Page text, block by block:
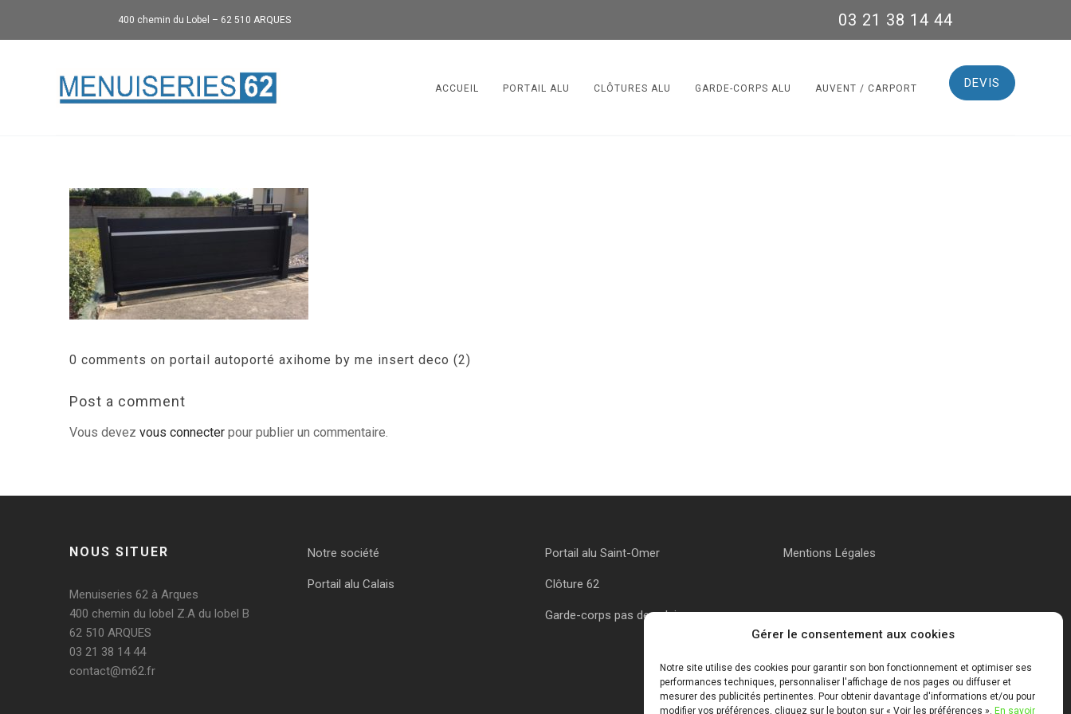
Gérer le consentement aux cookies
Notre site utilise des cookies pour garantir son bon fonctionnement et optimiser ses
performances techniques, personnaliser l'affichage de nos pages ou diffuser et
mesurer des publicités pertinentes. Pour obtenir davantage d'informations et/ou pour
modifier vos préférences, cliquez sur le bouton sur « Voir les préférences ». En savoir
400 chemin du Lobel – 62 510 ARQUES 03 21 38 14 44
DEVIS
ACCUEIL PORTAIL ALU CLÔTURES ALU GARDE-CORPS ALU AUVENT / CARPORT
0 comments on portail autoporté axihome by me insert deco (2)
Post a comment
Vous devezvous connecter pour publier un commentaire.
NOUS SITUER
Menuiseries 62 à Arques
400 chemin du lobel Z.A du lobel B
62 510 ARQUES
03 21 38 14 44
contact@m62.fr
Notre société
Portail alu Calais
Portail alu Saint-Omer
Clôture 62
Garde-corps pas de calais
Mentions Légales